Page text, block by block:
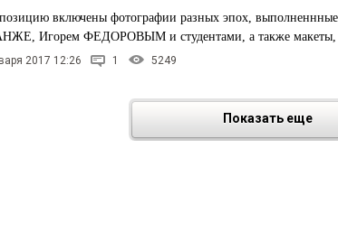
включены фотографии разных эпох,
Игорем ФЕДОРОВЫМ и студентами, а также макеты,
2017 12:26 1 5249
Показать еще